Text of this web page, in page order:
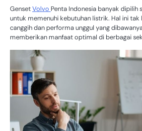
GensetVolvo Penta Indonesia banyak
untuk memenuhi kebutuhan listrik. Hal ini
canggih dan performa unggul yang
memberikan manfaat optimal di berbagai